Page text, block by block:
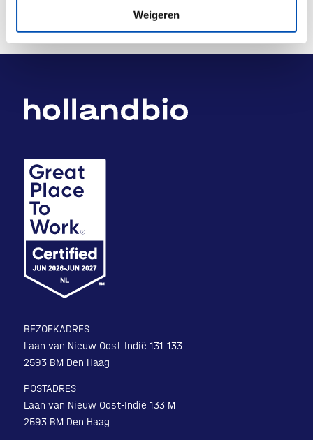
Weigeren
BEZOEKADRES
Laan van Nieuw Oost-Indië 131-133
2593 BM Den Haag
POSTADRES
Laan van Nieuw Oost-Indië 133 M
2593 BM Den Haag